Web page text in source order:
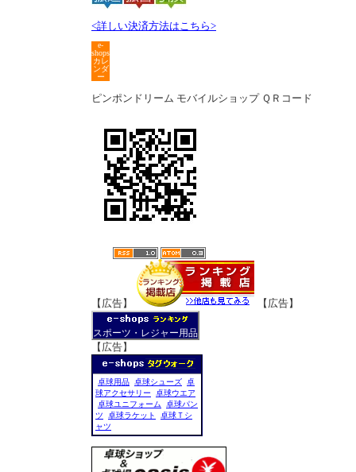
<詳しい決済方法はこちら>
e-
shops
カレ
ンダ
ー
ピンポンドリーム モバイルショップ ＱＲコード
【広告】 【広告】
スポーツ・レジャー用品
【広告】
卓球用品 卓球シューズ 卓
球アクセサリー
卓球ウエア
卓球ユニフォーム
卓球パン
ツ
卓球ラケット
卓球Ｔシ
ャツ